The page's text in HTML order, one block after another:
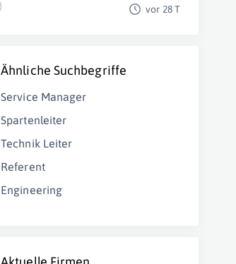
vor 28 T
Ähnliche Suchbegriffe
Service Manager
Spartenleiter
Technik Leiter
Referent
Engineering